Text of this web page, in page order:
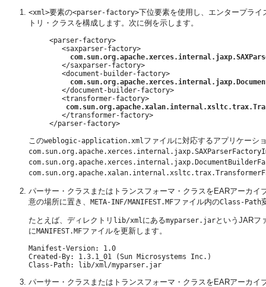
<xml>要素の<parser-factory>下位要素を使用し、エンタープラ
トリ・クラスを構成します。次に例を示します。
     <parser-factory>
        <saxparser-factory>
        </saxparser-factory>
        <document-builder-factory>
        </document-builder-factory>
        <transformer-factory>
        </transformer-factory>
     </parser-factory>
このweblogic-application.xmlファイルに対応するアプリケーシ
パーサー・クラスまたはトランスフォーマ・クラスをEARアーカ
意の場所に置き、
META-INF/MANIFEST.MFファイル内のClass-Path
たとえば、ディレクトリ lib/xmlにあるmyparser.jarというJARフ
に MANIFEST.MFファイルを更新します。
Manifest-Version: 1.0
Created-By: 1.3.1_01 (Sun Microsystems Inc.)
パーサー・クラスまたはトランスフォーマ・クラスをEARアーカ